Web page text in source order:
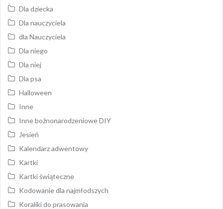
Dla dziecka
Dla nauczyciela
dla Nauczyciela
Dla niego
Dla niej
Dla psa
Halloween
Inne
Inne bożnonarodzeniowe DIY
Jesień
Kalendarz adwentowy
Kartki
Kartki świąteczne
Kodowanie dla najmłodszych
Koraliki do prasowania